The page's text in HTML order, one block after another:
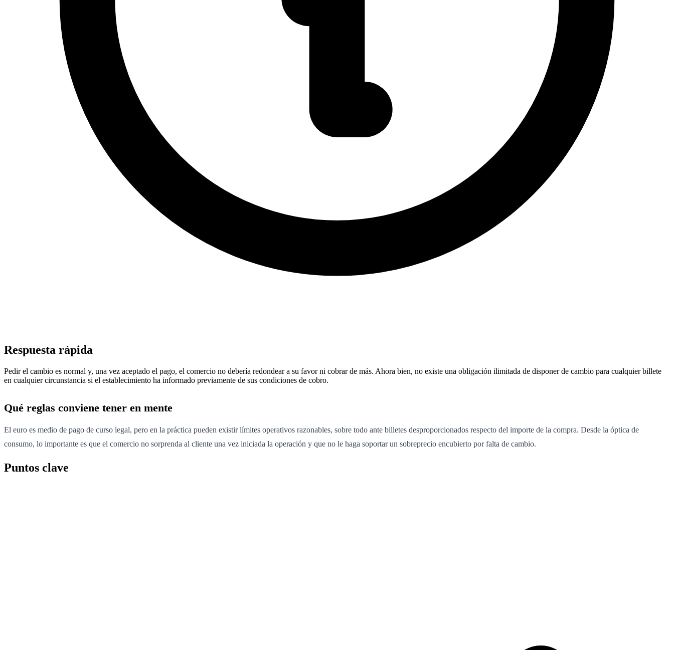
Respuesta rápida
Pedir el cambio es normal y, una vez aceptado el pago, el comercio no debería redondear a su favor ni cobrar de más. Ahora bien, no existe una obligación ilimitada de disponer de cambio para cualquier billete
en cualquier circunstancia si el establecimiento ha informado previamente de sus condiciones de cobro.
Qué reglas conviene tener en mente
El euro es medio de pago de curso legal, pero en la práctica pueden existir límites operativos razonables, sobre todo ante billetes desproporcionados respecto del importe de la compra. Desde la óptica de
consumo, lo importante es que el comercio no sorprenda al cliente una vez iniciada la operación y que no le haga soportar un sobreprecio encubierto por falta de cambio.
Puntos clave